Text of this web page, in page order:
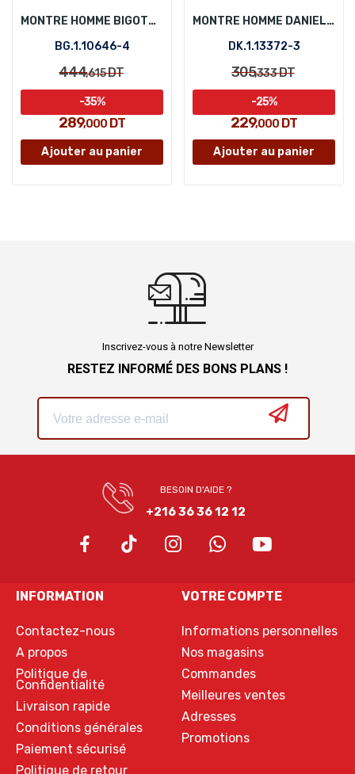
MONTRE HOMME BIGOTTI BG.1.10646-4
BG.1.10646-4
444,615DT
289,000 DT
-35%
Ajouter au panier
MONTRE HOMME DANIEL KLEIN DK.1.13372-3
DK.1.13372-3
305,333DT
229,000 DT
-25%
Ajouter au panier
Inscrivez-vous à notre Newsletter
RESTEZ INFORMÉ DES BONS PLANS !
BESOIN D'AIDE ?
+216 36 36 12 12
INFORMATION
Contactez-nous
A propos
Politique de
Confidentialité
Livraison rapide
Conditions générales
Paiement sécurisé
Politique de retour
VOTRE COMPTE
Informations personnelles
Nos magasins
Commandes
Meilleures ventes
Adresses
Promotions